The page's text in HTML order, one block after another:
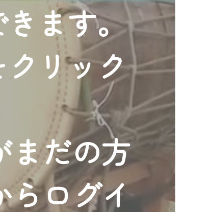
ます。
リック
まだの方
らログイ